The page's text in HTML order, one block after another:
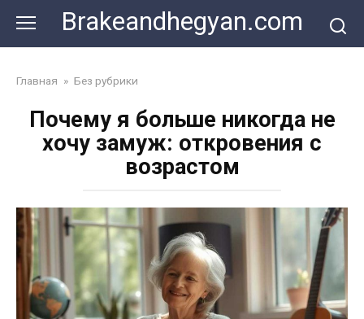
content
Brakeandhegyan.com
Главная » Без рубрики
Почему я больше никогда не
хочу замуж: откровения с
возрастом